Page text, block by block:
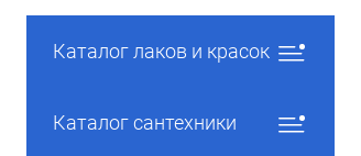
Каталог лаков и красок
Каталог сантехники